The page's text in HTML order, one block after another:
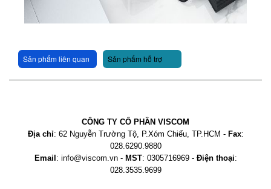
Sản phẩm liên quan Sản phẩm hỗ trợ
CÔNG TY CỔ PHẦN VISCOM
Địa chỉ: 62 Nguyễn Trường Tộ, P.Xóm Chiếu, TP.HCM - Fax:
028.6290.9880
Email : info@viscom.vn - MST: 0305716969 - Điện thoại:
028.3535.9699